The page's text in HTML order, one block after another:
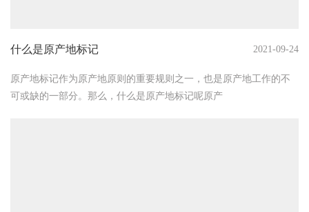
什么是原产地标记 2021-09-24
原产地标记作为原产地原则的重要规则之一，也是原产地工作的不
可或缺的一部分。那么，什么是原产地标记呢原产